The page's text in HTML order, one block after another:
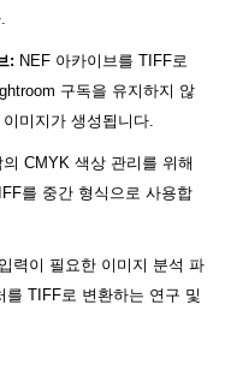
: NEF 아카이브를 TIFF로
구독을 유지하지 않
미지가 생성됩니다.
의 CMYK 색상 관리를 위해
를 중간 형식으로 사용합
력이 필요한 이미지 분석 파
TIFF로 변환하는 연구 및